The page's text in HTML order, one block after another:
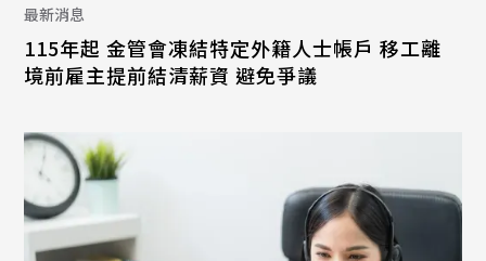
最新消息
115年起 金管會凍結特定外籍人士帳戶 移工離
境前雇主提前結清薪資 避免爭議